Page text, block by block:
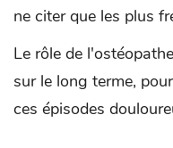
ne citer que les plus
Le rôle de
sur le long terme,
ces épisodes